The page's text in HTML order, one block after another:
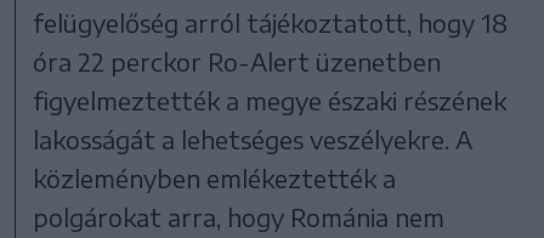
felügyelőség arról tájékoztatott, hogy 18
óra 22 perckor Ro-Alert üzenetben
figyelmeztették a megye északi részének
lakosságát a lehetséges veszélyekre. A
közleményben emlékeztették a
polgárokat arra, hogy Románia nem